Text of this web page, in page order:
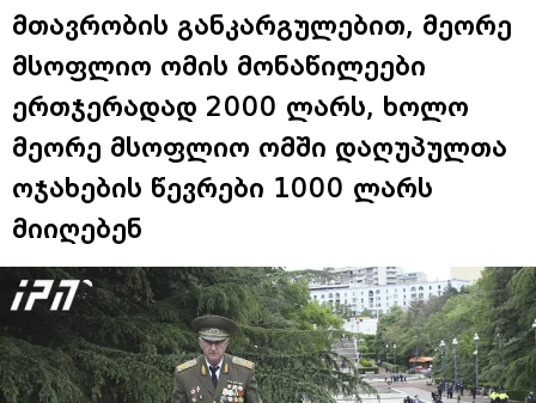
მთავრობის განკარგულებით, მეორე
მსოფლიო ომის მონაწილეები
ერთჯერადად 2000 ლარს, ხოლო
მეორე მსოფლიო ომში დაღუპულთა
ოჯახების წევრები 1000 ლარს
მიიღებენ